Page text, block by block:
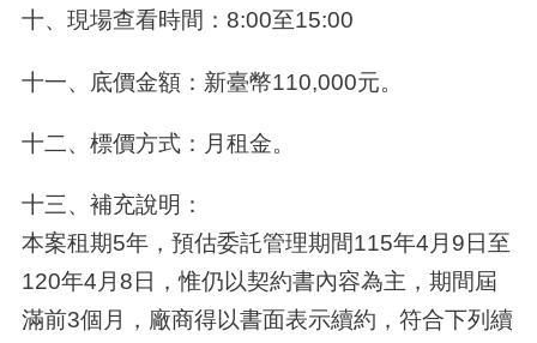
十、現場查看時間：8:00至15:00
十一、底價金額：新臺幣110,000元。
十二、標價方式：月租金。
十三、補充說明：
本案租期5年，預估委託管理期間115年4月9日至
120年4月8日，惟仍以契約書內容為主，期間屆
滿前3個月，廠商得以書面表示續約，符合下列續